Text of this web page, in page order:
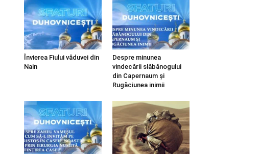
Învierea Fiului văduvei din
Nain
Despre minunea
vindecării slăbănogului
din Capernaum și
Rugăciunea inimii